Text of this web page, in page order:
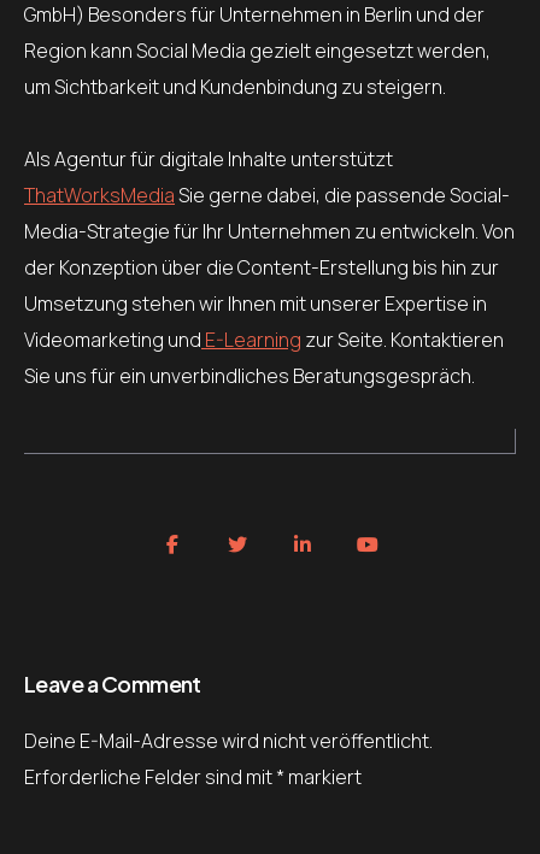
GmbH) Besonders für Unternehmen in Berlin und der
Region kann Social Media gezielt eingesetzt werden,
um Sichtbarkeit und Kundenbindung zu steigern.
Als Agentur für digitale Inhalte unterstützt
ThatWorksMediaSie gerne dabei, die passende Social-
Media-Strategie für Ihr Unternehmen zu entwickeln. Von
der Konzeption über die Content-Erstellung bis hin zur
Umsetzung stehen wir Ihnen mit unserer Expertise in
Videomarketing und E-Learning zur Seite. Kontaktieren
Sie uns für ein unverbindliches Beratungsgespräch.
Leave a Comment
Deine E-Mail-Adresse wird nicht veröffentlicht.
Erforderliche Felder sind mit* markiert